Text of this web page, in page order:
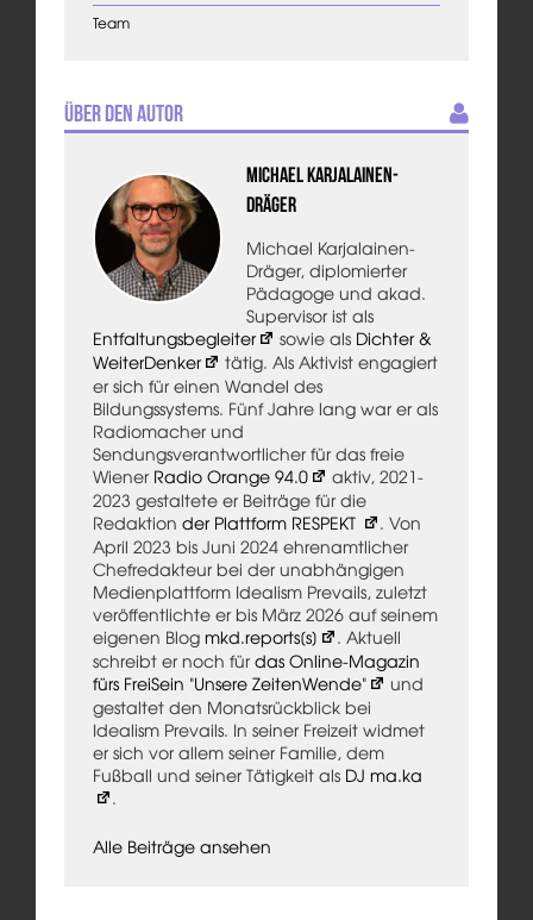
Team
Über den Autor
Michael Karjalainen-
Dräger
Michael Karjalainen-
Dräger, diplomierter
Pädagoge und akad.
Supervisor ist als
Entfaltungsbegleiter
sowie als Dichter &
WeiterDenker
tätig. Als Aktivist engagiert
er sich für einen Wandel des
Bildungssystems. Fünf Jahre lang war er als
Radiomacher und
Sendungsverantwortlicher für das freie
Wiener Radio Orange 94.0
aktiv, 2021-
2023 gestaltete er Beiträge für die
Redaktion der Plattform RESPEKT
. Von
April 2023 bis Juni 2024 ehrenamtlicher
Chefredakteur bei der unabhängigen
Medienplattform Idealism Prevails, zuletzt
veröffentlichte er bis März 2026 auf seinem
eigenen Blog mkd.reports[s]
. Aktuell
schreibt er noch für das Online-Magazin
fürs FreiSein "Unsere ZeitenWende"
und
gestaltet den Monatsrückblick bei
Idealism Prevails. In seiner Freizeit widmet
er sich vor allem seiner Familie, dem
Fußball und seiner Tätigkeit als DJ ma.ka
.
Alle Beiträge ansehen